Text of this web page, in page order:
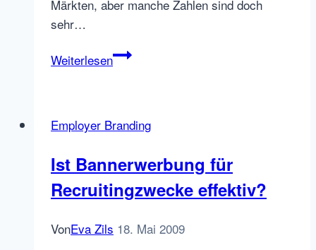
Märkten, aber manche Zahlen sind doch
sehr…
WeiterlesenRecruiting
Stand
Dinge,
Ausblick,
und
Employer Branding
Ist Bannerwerbung für
Recruitingzwecke effektiv?
VonEva Zils 18. Mai 2009